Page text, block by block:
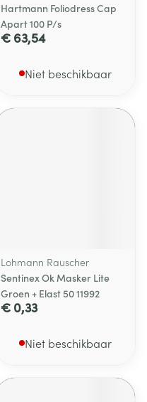
Hartmann Foliodress Cap
Apart 100 P/s
€ 63,54
Niet beschikbaar
Lohmann Rauscher
Sentinex Ok Masker Lite
Groen + Elast 50 11992
€ 0,33
Niet beschikbaar